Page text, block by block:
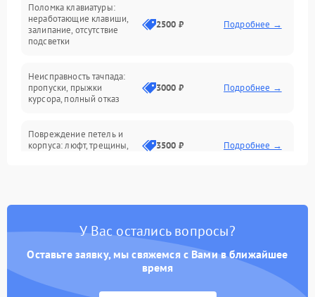
Интерфейсные проблемы
Батарея
Сеть и интернет
Поломка клавиатуры:
неработающие клавиши,
залипание, отсутствие
подсветки
2500 ₽ Подробнее →
Неисправность тачпада:
пропуски, прыжки
курсора, полный отказ
3000 ₽ Подробнее →
Повреждение петель и
корпуса: люфт, трещины,
3500 ₽ Подробнее →
быстрая разрядка,
2500 ₽ Подробнее →
Неисправность зарядного
питания
2000 ₽ Подробнее →
У Вас остались вопросы?
Оставьте заявку, мы свяжемся с Вами в ближайшее
время